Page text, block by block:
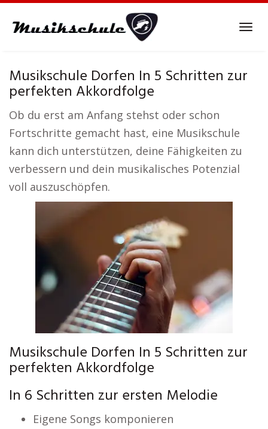
Musikschule Dorfen In 5 Schritten zur
perfekten Akkordfolge
Ob du erst am Anfang stehst oder schon
Fortschritte gemacht hast, eine Musikschule
kann dich unterstützen, deine Fähigkeiten zu
verbessern und dein musikalisches Potenzial
voll auszuschöpfen.
Musikschule Dorfen In 5 Schritten zur
perfekten Akkordfolge
In 6 Schritten zur ersten Melodie
Eigene Songs komponieren